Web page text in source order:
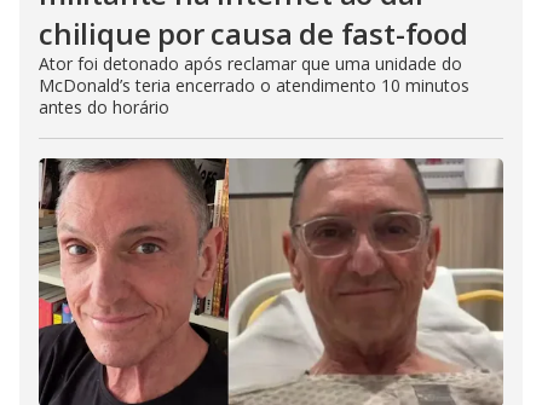
chilique por causa de fast-food
Ator foi detonado após reclamar que uma unidade do
McDonald’s teria encerrado o atendimento 10 minutos
antes do horário